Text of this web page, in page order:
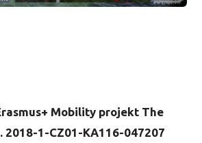
Mobility projekt The
2018-1-CZ01-KA116-047207